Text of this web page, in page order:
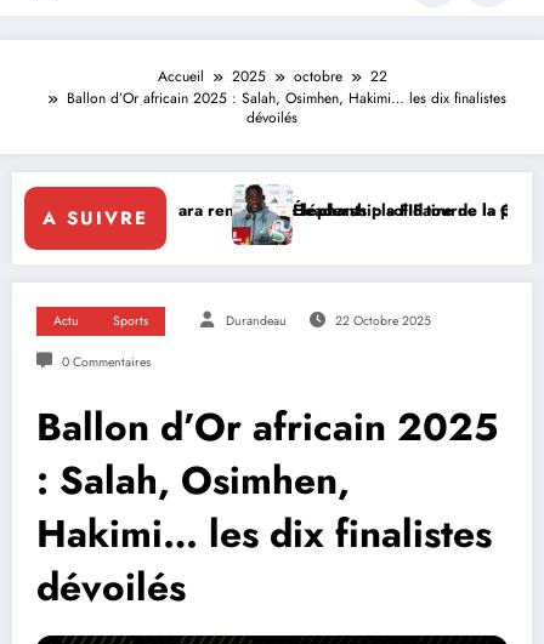
Accueil 2025 octobre
22
Ballon d’Or africain 2025 : Salah, Osimhen, Hakimi… les dix finalistes
dévoilés
A SUIVRE
renforce le leadership solidaire de la Côte d’Ivoire en Afrique
Éléphants : la FIF tourne la page Emerse Faé
Actu Sports Durandeau 22 Octobre 2025
0 Commentaires
Ballon d’Or africain 2025
: Salah, Osimhen,
Hakimi… les dix finalistes
dévoilés